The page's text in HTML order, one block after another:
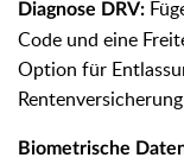
Diagnose DRV:
Code und eine
Option für
Biometrische